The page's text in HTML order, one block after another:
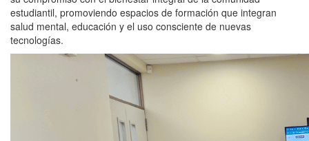
estudiantil, promoviendo espacios de formación que integran
salud mental, educación y el uso consciente de nuevas
tecnologías.